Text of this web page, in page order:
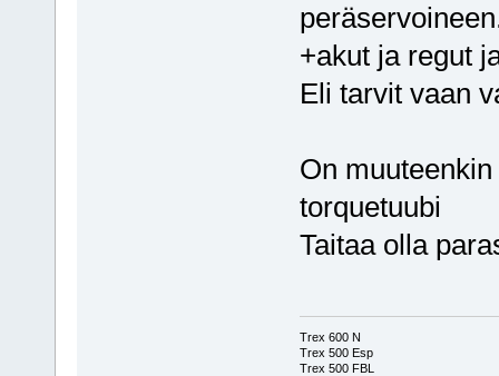
+akut ja regut
Eli tarvit vaan
On
torquetuubi
Taitaa olla
Trex 600 N
Trex 500 Esp
Trex 500 FBL